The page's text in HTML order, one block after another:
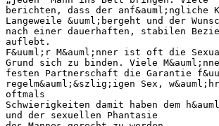
berichten, dass der
Langeweile &uuml;bergeht und der
nach einer dauerhaften, stabilen
auflebt.
F&uuml;r M&auml;nner ist oft die
Grund sich zu binden. Viele
festen Partnerschaft die Garantie
regelm&auml;&szlig;igen Sex,
oftmals
Schwierigkeiten damit haben dem
und der sexuellen Phantasie